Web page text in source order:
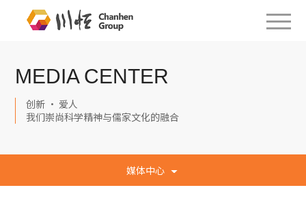
MEDIA CENTER
创新 · 爱人
我们崇尚科学精神与儒家文化的融合
媒体中心